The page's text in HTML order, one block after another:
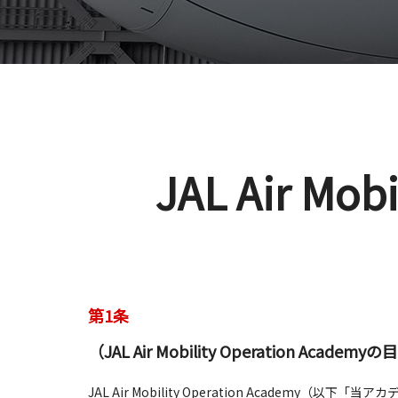
JAL Air
第1条
（JAL Air Mobility Operation Academyの
JAL Air Mobility Operation Academy（以下「当アカ